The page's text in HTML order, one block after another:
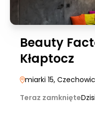
Beauty
Kłaptocz
miarki 15,
Teraz zamknięte